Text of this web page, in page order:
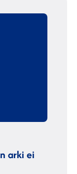
arki ei